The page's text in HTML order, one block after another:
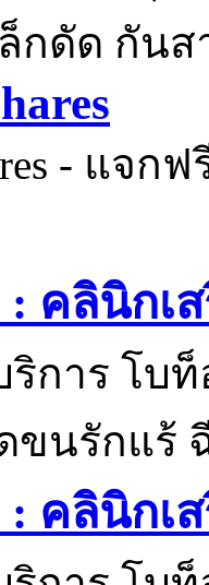
กดัด กัน
- แจก
คลินิกเ
การ โบ
นรักแร้
คลินิกเ